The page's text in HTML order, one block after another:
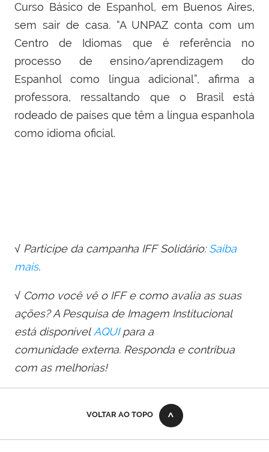
Curso Básico de Espanhol, em Buenos Aires,
sem sair de casa. “A UNPAZ conta com um
Centro de Idiomas que é referência no
processo de ensino/aprendizagem do
Espanhol como língua adicional”, afirma a
professora, ressaltando que o Brasil está
rodeado de países que têm a língua espanhola
como idioma oficial.
√ Participe da campanha IFF Solidário:Saiba
mais.
√ Como você vê o IFF e como avalia as suas
ações? A Pesquisa deImagem Institucional
está disponívelAQUIpara a
comunidadeexterna. Responda e contribua
com as melhorias!
VOLTAR AO TOPO